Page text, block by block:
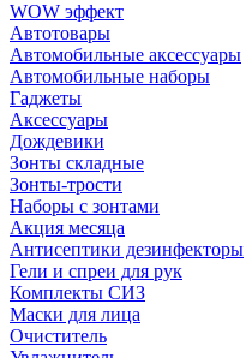
WOW эффект
Автотовары
Автомобильные аксессуары
Автомобильные наборы
Гаджеты
Аксессуары
Дождевики
Зонты складные
Зонты-трости
Наборы с зонтами
Акция месяца
Антисептики дезинфекторы
Гели и спреи для рук
Комплекты СИЗ
Маски для лица
Очиститель